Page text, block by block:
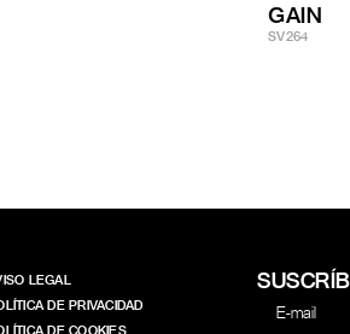
GAIN
SV264
LEGAL
DE PRIVACIDAD
DE COOKIES